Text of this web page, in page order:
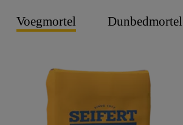
Voegmortel Dunbedmortel